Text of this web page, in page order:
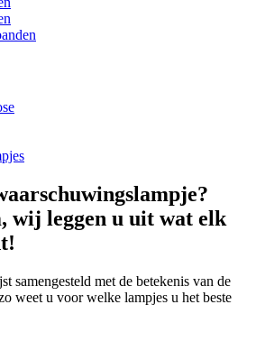
wij leggen u uit wat elk
samengesteld met de betekenis van de
weet u voor welke lampjes u het beste